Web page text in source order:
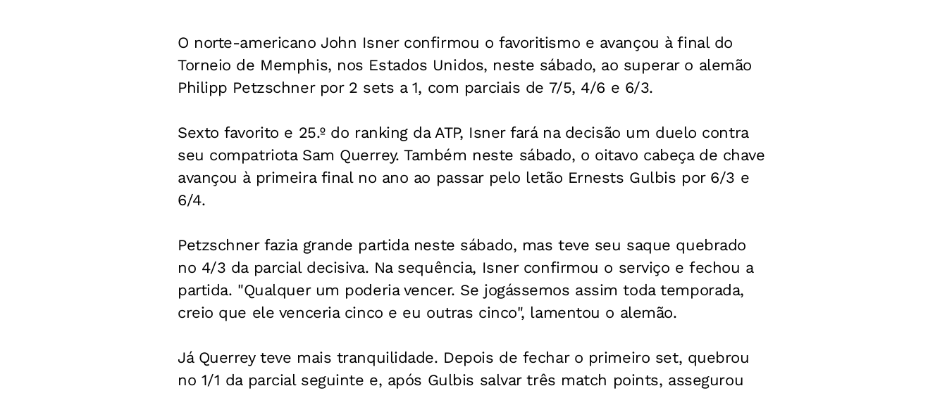
O norte-americano John Isner confirmou o favoritismo e avançou à final do
Torneio de Memphis, nos Estados Unidos, neste sábado, ao superar o alemão
Philipp Petzschner por 2 sets a 1, com parciais de 7/5, 4/6 e 6/3.
Sexto favorito e 25.º do ranking da ATP, Isner fará na decisão um duelo contra
seu compatriota Sam Querrey. Também neste sábado, o oitavo cabeça de chave
avançou à primeira final no ano ao passar pelo letão Ernests Gulbis por 6/3 e
6/4.
Petzschner fazia grande partida neste sábado, mas teve seu saque quebrado
no 4/3 da parcial decisiva. Na sequência, Isner confirmou o serviço e fechou a
partida. "Qualquer um poderia vencer. Se jogássemos assim toda temporada,
creio que ele venceria cinco e eu outras cinco", lamentou o alemão.
Já Querrey teve mais tranquilidade. Depois de fechar o primeiro set, quebrou
no 1/1 da parcial seguinte e, após Gulbis salvar três match points, assegurou